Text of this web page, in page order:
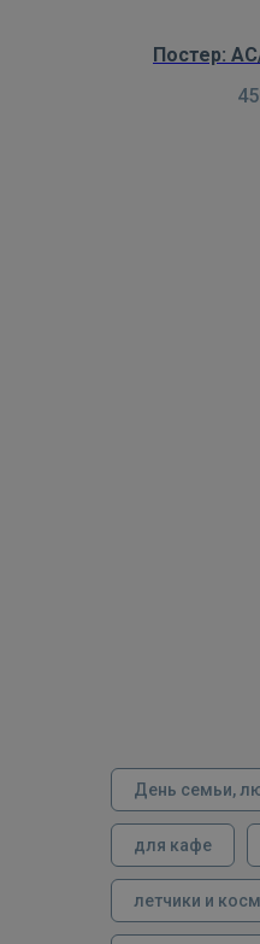
Постер:
День семьи,
для кафе
летчики и